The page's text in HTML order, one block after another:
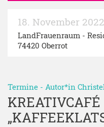
18. November 2022
LandFrauenraum -
74420 Oberrot
Termine - Autor*in
KREATIVCAFÉ